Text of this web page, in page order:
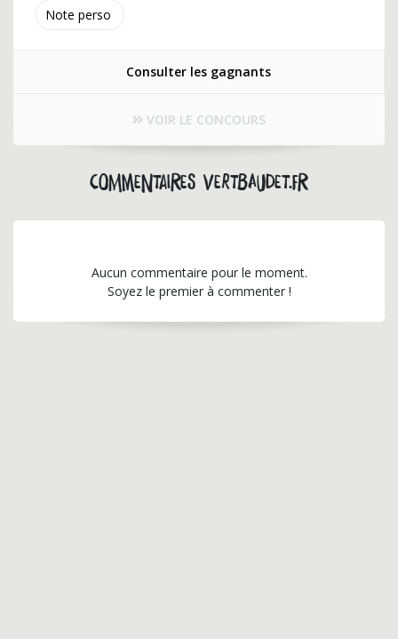
Note perso
Consulter les gagnants
VOIR LE CONCOURS
Commentaires vertbaudet.fr
Aucun commentaire pour le moment.
Soyez le premier à commenter !